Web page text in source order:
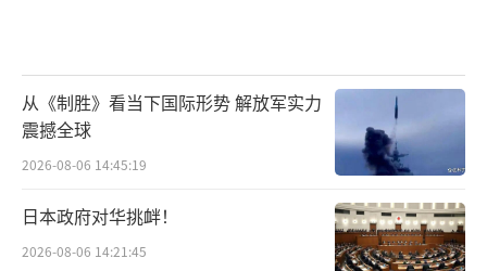
从《制胜》看当下国际形势 解放军实力
震撼全球
2026-08-06 14:45:19
日本政府对华挑衅！
2026-08-06 14:21:45